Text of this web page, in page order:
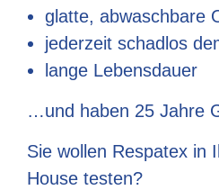
glatte, abwaschbare
jederzeit schadlos
lange Lebensdauer
…und haben 25 Jahre
Sie wollen Respatex in
House testen?